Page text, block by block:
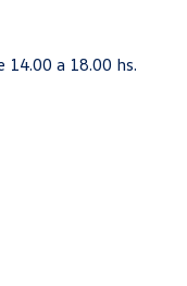
14.00 a 18.00 hs.